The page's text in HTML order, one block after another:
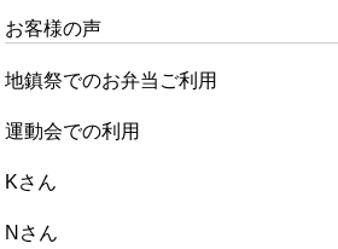
お客様の声
地鎮祭でのお弁当ご利用
運動会での利用
Kさん
Nさん